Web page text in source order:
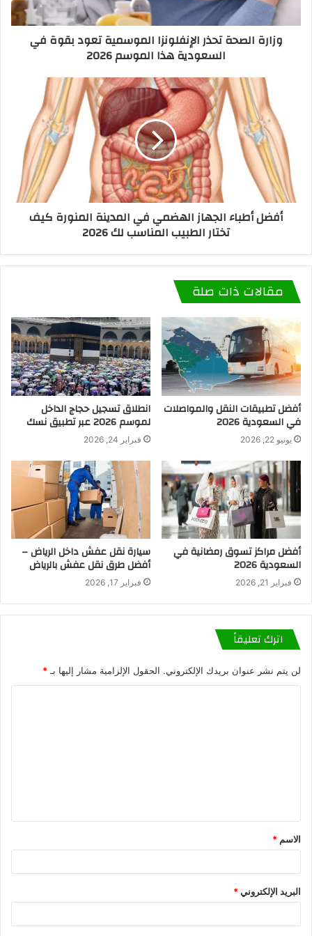
وزارة الصحة تحذر الإنفلونزا الموسمية تعود بقوة في
السعودية هذا الموسم 2026
أفضل أطباء الجهاز الهضمي في المدينة المنورة كيف
تختار الطبيب المناسب لك 2026
مقالات ذات صلة
أفضل تطبيقات النقل والمواصلات
في السعودية 2026
يونيو 22, 2026
انطلاق تسجيل حجاج الداخل
لموسم 2026 عبر تطبيق نسك
فبراير 24, 2026
أفضل مراكز تسوق رمضانية في
السعودية 2026
فبراير 21, 2026
سيارة نقل عفش داخل الرياض –
أفضل طرق نقل عفش بالرياض
فبراير 17, 2026
اترك تعليقاً
لن يتم نشر عنوان بريدك الإلكتروني. الحقول الإلزامية مشار إليها بـ*
الاسم *
البريد الإلكتروني*